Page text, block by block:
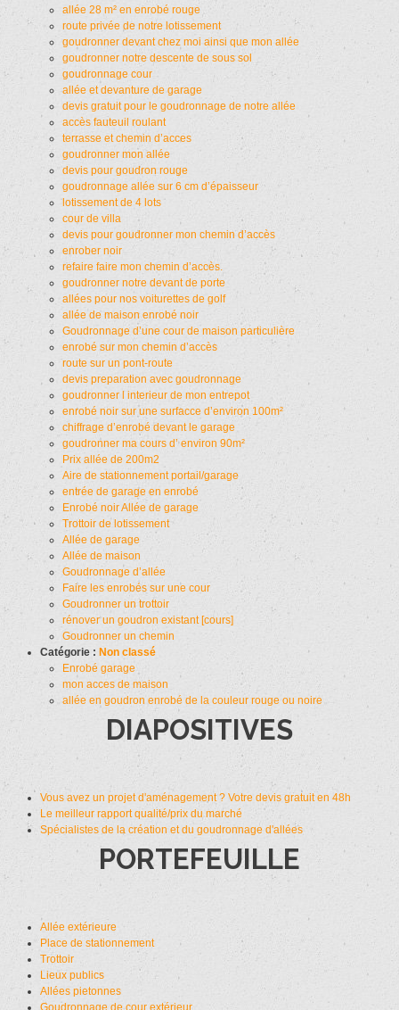
allée 28 m² en enrobé rouge
route privée de notre lotissement
goudronner devant chez moi ainsi que mon allée
goudronner notre descente de sous sol
goudronnage cour
allée et devanture de garage
devis gratuit pour le goudronnage de notre allée
accès fauteuil roulant
terrasse et chemin d’acces
goudronner mon allée
devis pour goudron rouge
goudronnage allée sur 6 cm d’épaisseur
lotissement de 4 lots
cour de villa
devis pour goudronner mon chemin d’accès
enrober noir
refaire faire mon chemin d’accès.
goudronner notre devant de porte
allées pour nos voiturettes de golf
allée de maison enrobé noir
Goudronnage d’une cour de maison particulière
enrobé sur mon chemin d’accès
route sur un pont-route
devis preparation avec goudronnage
goudronner l interieur de mon entrepot
enrobé noir sur une surfacce d’environ 100m²
chiffrage d’enrobé devant le garage
goudronner ma cours d’ environ 90m²
Prix allée de 200m2
Aire de stationnement portail/garage
entrée de garage en enrobé
Enrobé noir Allée de garage
Trottoir de lotissement
Allée de garage
Allée de maison
Goudronnage d’allée
Faire les enrobés sur une cour
Goudronner un trottoir
rénover un goudron existant [cours]
Goudronner un chemin
Catégorie : Non classé
Enrobé garage
mon acces de maison
allée en goudron enrobé de la couleur rouge ou noire
DIAPOSITIVES
Vous avez un projet d'aménagement ? Votre devis gratuit en 48h
Le meilleur rapport qualité/prix du marché
Spécialistes de la création et du goudronnage d'allées
PORTEFEUILLE
Allée extérieure
Place de stationnement
Trottoir
Lieux publics
Allées pietonnes
Goudronnage de cour extérieur